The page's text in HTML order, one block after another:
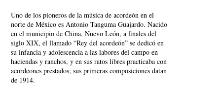
Uno de los pioneros de la música de acordeón en el
norte de México es Antonio Tanguma Guajardo. Nacido
en el municipio de China, Nuevo León, a finales del
siglo XIX, el llamado “Rey del acordeón” se dedicó en
su infancia y adolescencia a las labores del campo en
haciendas y ranchos, y en sus ratos libres practicaba con
acordeones prestados; sus primeras composiciones datan
de 1914.